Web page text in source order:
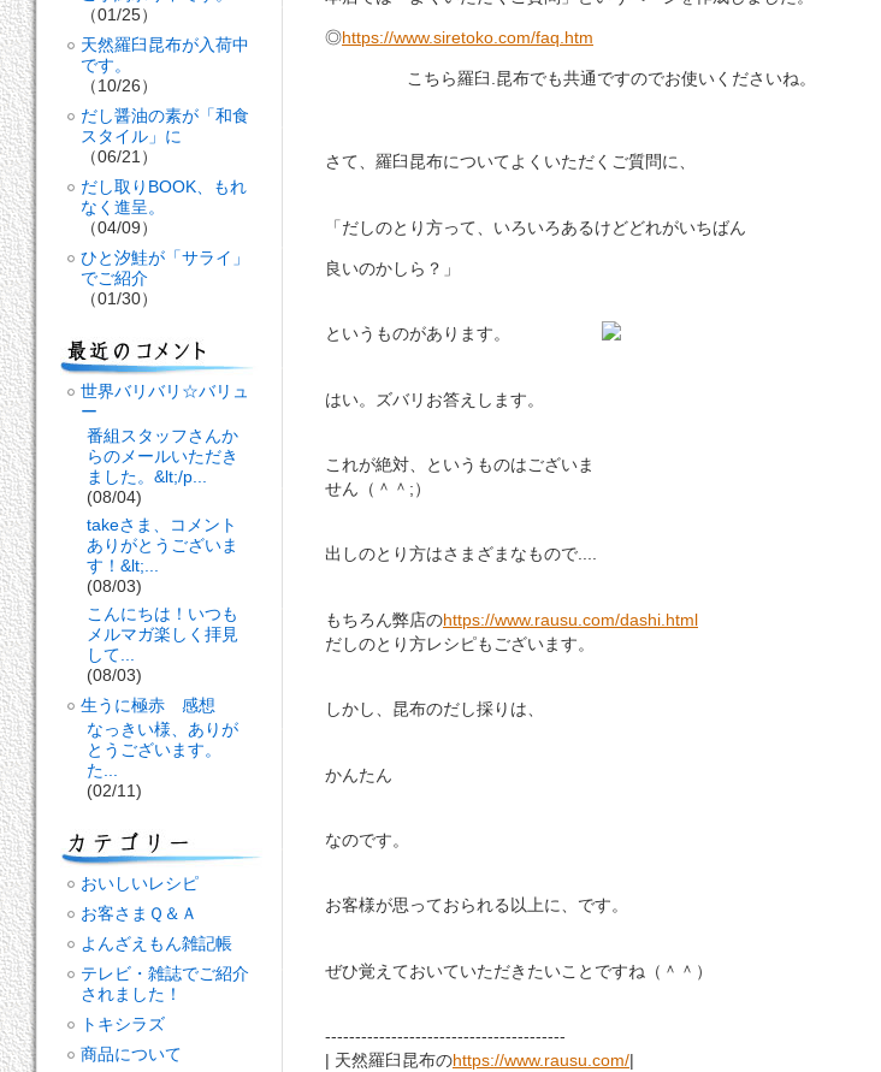
◎https://www.siretoko.com/faq.htm
こちら羅臼.昆布でも共通ですのでお使いくださいね。
さて、羅臼昆布についてよくいただくご質問に、
「だしのとり方って、いろいろあるけどどれがいちばん
良いのかしら？」
というものがあります。
はい。ズバリお答えします。
これが絶対、というものはございま
せん（＾＾;）
出しのとり方はさまざまなもので....
もちろん弊店のhttps://www.rausu.com/dashi.html
だしのとり方レシピもございます。
しかし、昆布のだし採りは、
かんたん
なのです。
お客様が思っておられる以上に、です。
ぜひ覚えておいていただきたいことですね（＾＾）
----------------------------------------
| 天然羅臼昆布のhttps://www.rausu.com/|
（01/25）
天然羅臼昆布が入荷中
です。
（10/26）
だし醤油の素が「和食
スタイル」に
（06/21）
だし取りBOOK、もれ
なく進呈。
（04/09）
ひと汐鮭が「サライ」
でご紹介
（01/30）
世界バリバリ☆バリュ
ー
番組スタッフさんか
らのメールいただき
ました。&lt;/p...
(08/04)
takeさま、コメント
ありがとうございま
す！&lt;...
(08/03)
こんにちは！いつも
メルマガ楽しく拝見
して...
(08/03)
生うに極赤 感想
なっきい様、ありが
とうございます。
た...
(02/11)
おいしいレシピ
お客さまＱ＆Ａ
よんざえもん雑記帳
テレビ・雑誌でご紹介
されました！
トキシラズ
商品について